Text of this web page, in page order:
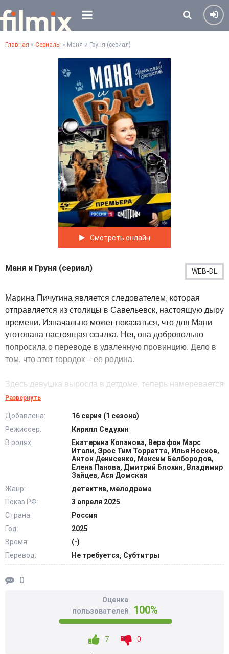
Главная » Сериалы » Маня и Груня (сериал)
Смотреть онлайн
Маня и Груня (сериал) WEB-DL
Марина Пичугина является следователем, которая
отправляется из столицы в Савельевск, настоящую дыру
времени. Изначально может показаться, что для Мани
уготована настоящая ссылка. Нет, она добровольно
попросила о переводе в удаленную провинцию. Дело в
том, что этот городок – ее родина.
Здесь девушка выросла в детдоме, теперь намеревается
найти родного отца, долгое время принимавшая его за
отгородиться от несчастной, безответной любви. Дела
идут плохо. Поиски папы ведут к опасности, прошлое не
забывается, напарники оказались злобными, в
подчинение приставлена овчарка по кличке Груня…
Развернуть
Добавлена:
16 серия (1 сезона)
Режиссер:
Кирилл Седухин
В ролях:
Екатерина Копанова, Вера фон Марс
Итали, Эрос Тим Торретта, Илья Носков,
Антон Денисенко, Максим Белбородов,
Елена Панова, Дмитрий Блохин, Владимир
Зайцев, Ася Домская
Жанр:
детектив, мелодрама
Показ РФ:
3 апреля 2025
Страна:
Россия
Год:
2025
Время:
(-)
Перевод:
Не требуется, Субтитры
0
Оценка
пользователей
100%
7 0